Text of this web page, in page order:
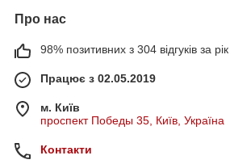
Про нас
98% позитивних з 304 відгуків за рік
Працює з 02.05.2019
м. Київ
проспект Победы 35, Київ, Україна
Контакти